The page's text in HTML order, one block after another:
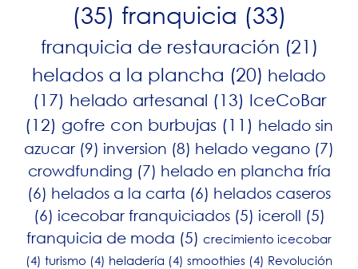
(35) franquicia (33)
franquicia de restauración (21)
helados a la plancha (20) helado
(17) helado artesanal (13) IceCoBar
(12) gofre con burbujas (11) helado sin
azucar (9) inversion (8) helado vegano (7)
crowdfunding (7) helado en plancha fría
(6) helados a la carta (6) helados caseros
(6) icecobar franquiciados (5) iceroll (5)
franquicia de moda (5) crecimiento icecobar
(4) turismo (4) heladería (4) smoothies (4) Revolución